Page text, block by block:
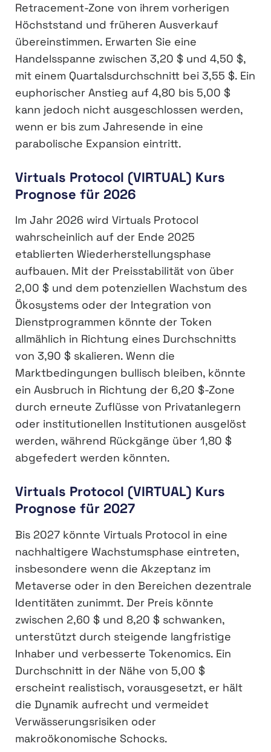
Retracement-Zone von ihrem vorherigen
Höchststand und früheren Ausverkauf
übereinstimmen. Erwarten Sie eine
Handelsspanne zwischen 3,20 $ und 4,50 $,
mit einem Quartalsdurchschnitt bei 3,55 $. Ein
euphorischer Anstieg auf 4,80 bis 5,00 $
kann jedoch nicht ausgeschlossen werden,
wenn er bis zum Jahresende in eine
parabolische Expansion eintritt.
Virtuals Protocol (VIRTUAL) Kurs
Prognose für 2026
Im Jahr 2026 wird Virtuals Protocol
wahrscheinlich auf der Ende 2025
etablierten Wiederherstellungsphase
aufbauen. Mit der Preisstabilität von über
2,00 $ und dem potenziellen Wachstum des
Ökosystems oder der Integration von
Dienstprogrammen könnte der Token
allmählich in Richtung eines Durchschnitts
von 3,90 $ skalieren. Wenn die
Marktbedingungen bullisch bleiben, könnte
ein Ausbruch in Richtung der 6,20 $-Zone
durch erneute Zuflüsse von Privatanlegern
oder institutionellen Institutionen ausgelöst
werden, während Rückgänge über 1,80 $
abgefedert werden könnten.
Virtuals Protocol (VIRTUAL) Kurs
Prognose für 2027
Bis 2027 könnte Virtuals Protocol in eine
nachhaltigere Wachstumsphase eintreten,
insbesondere wenn die Akzeptanz im
Metaverse oder in den Bereichen dezentrale
Identitäten zunimmt. Der Preis könnte
zwischen 2,60 $ und 8,20 $ schwanken,
unterstützt durch steigende langfristige
Inhaber und verbesserte Tokenomics. Ein
Durchschnitt in der Nähe von 5,00 $
erscheint realistisch, vorausgesetzt, er hält
die Dynamik aufrecht und vermeidet
Verwässerungsrisiken oder
makroökonomische Schocks.